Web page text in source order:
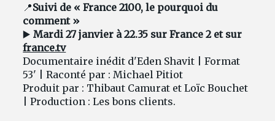
📍Suivi de « France 2100, le pourquoi du
comment »
▶️Mardi 27 janvier à 22.35 sur France 2 et sur
france.tv
Documentaire inédit d'Eden Shavit | Format
53' | Raconté par : Michael Pitiot
Produit par : Thibaut Camurat et Loïc Bouchet
| Production : Les bons clients.